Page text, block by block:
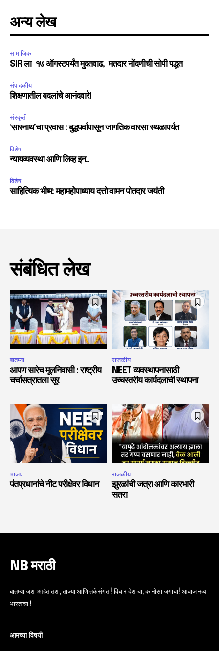
6,300 32,111 75
अन्य लेख
सामाजिक
SIR ला १७ ऑगस्टपर्यंत मुदतवाढ, मतदार नोंदणीची सोपी पद्धत
संपादकीय
शिक्षणातील बदलांचे आनंदवारे!
संस्कृती
‘सारनाथ’चा प्रवास : बुद्धपर्वापासून जागतिक वारसा स्थळापर्यंत
विशेष
न्यायव्यवस्था आणि लिव्ह इन..
विशेष
साहित्यिक भीष्म: महामहोपाध्याय दत्तो वामन पोतदार जयंती
संबंधित लेख
बातम्या
आपण सारेच मूलनिवासी : राष्ट्रीय
चर्चासत्रातला सूर
राजकीय
NEET व्यवस्थापनासाठी
उच्चस्तरीय कार्यदलाची स्थापना
भाजपा
पंतप्रधानांचे नीट परीक्षेवर विधान
राजकीय
झुरळांची जत्रा आणि कारभारी
सतरा
NB मराठी
बातम्या जशा आहेत तशा, ताज्या आणि तर्कसंगत ! विचार देशाचा, कानोसा जगाचा! आवाज नव्या
भारताचा !
आमच्या विषयी